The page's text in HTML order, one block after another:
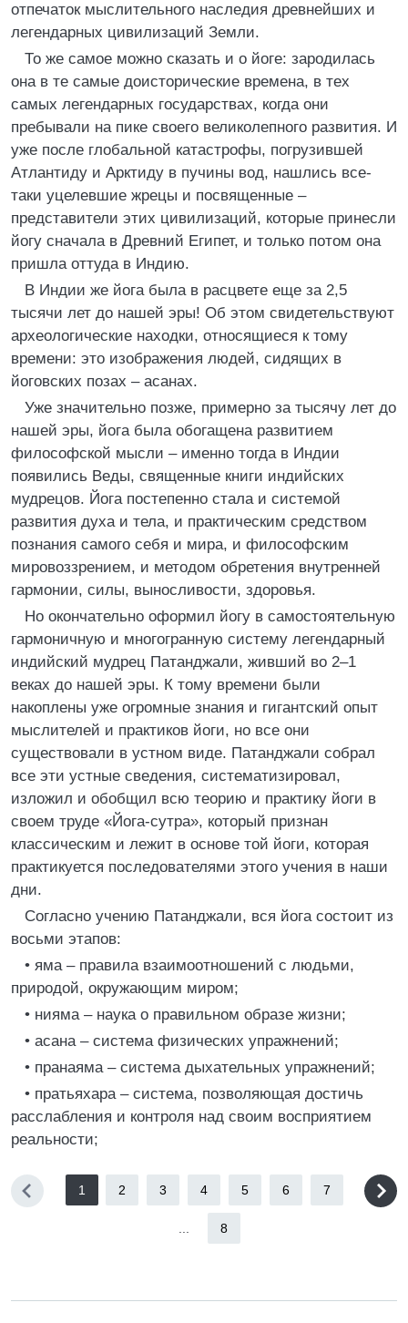
отпечаток мыслительного наследия древнейших и
легендарных цивилизаций Земли.
То же самое можно сказать и о йоге: зародилась
она в те самые доисторические времена, в тех
самых легендарных государствах, когда они
пребывали на пике своего великолепного развития. И
уже после глобальной катастрофы, погрузившей
Атлантиду и Арктиду в пучины вод, нашлись все-
таки уцелевшие жрецы и посвященные –
представители этих цивилизаций, которые принесли
йогу сначала в Древний Египет, и только потом она
пришла оттуда в Индию.
В Индии же йога была в расцвете еще за 2,5
тысячи лет до нашей эры! Об этом свидетельствуют
археологические находки, относящиеся к тому
времени: это изображения людей, сидящих в
йоговских позах – асанах.
Уже значительно позже, примерно за тысячу лет до
нашей эры, йога была обогащена развитием
философской мысли – именно тогда в Индии
появились Веды, священные книги индийских
мудрецов. Йога постепенно стала и системой
развития духа и тела, и практическим средством
познания самого себя и мира, и философским
мировоззрением, и методом обретения внутренней
гармонии, силы, выносливости, здоровья.
Но окончательно оформил йогу в самостоятельную
гармоничную и многогранную систему легендарный
индийский мудрец Патанджали, живший во 2–1
веках до нашей эры. К тому времени были
накоплены уже огромные знания и гигантский опыт
мыслителей и практиков йоги, но все они
существовали в устном виде. Патанджали собрал
все эти устные сведения, систематизировал,
изложил и обобщил всю теорию и практику йоги в
своем труде «Йога-сутра», который признан
классическим и лежит в основе той йоги, которая
практикуется последователями этого учения в наши
дни.
Согласно учению Патанджали, вся йога состоит из
восьми этапов:
• яма – правила взаимоотношений с людьми,
природой, окружающим миром;
• нияма – наука о правильном образе жизни;
• асана – система физических упражнений;
• пранаяма – система дыхательных упражнений;
• пратьяхара – система, позволяющая достичь
расслабления и контроля над своим восприятием
реальности;
1 2 3 4 5 6 7
8